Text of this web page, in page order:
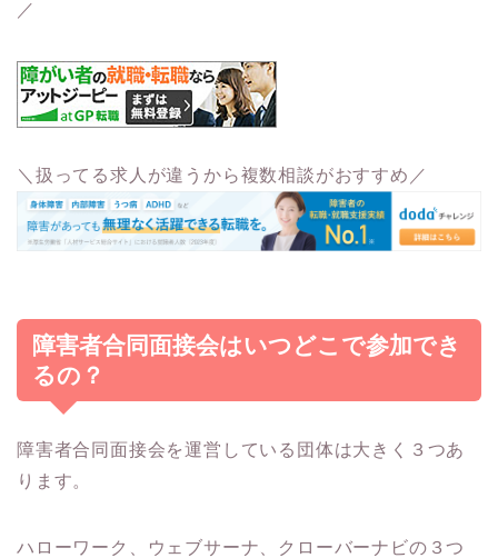
／
＼扱ってる求人が違うから複数相談がおすすめ／
障害者合同面接会はいつどこで参加でき
るの？
障害者合同面接会を運営している団体は大きく３つあ
ります。
ハローワーク、ウェブサーナ、クローバーナビの３つ